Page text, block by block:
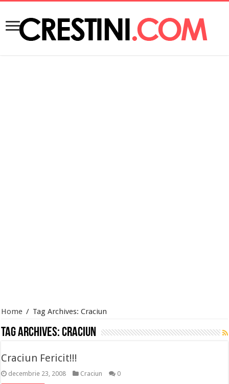
Home / Tag Archives: Craciun
Tag Archives:Craciun
Craciun Fericit!!!
decembrie 23, 2008 Craciun 0